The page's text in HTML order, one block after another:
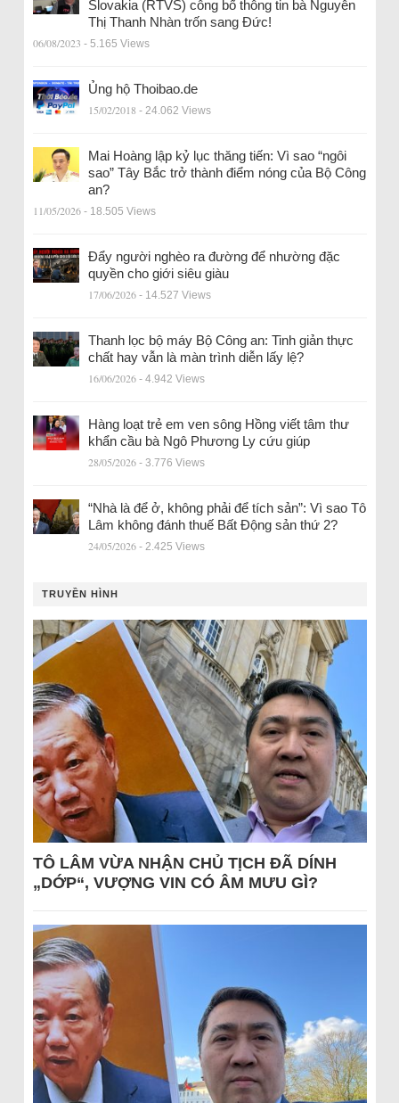
Slovakia (RTVS) công bố thông tin bà Nguyễn
Thị Thanh Nhàn trốn sang Đức!
06/08/2023 - 5.165 Views
Ủng hộ Thoibao.de
15/02/2018 - 24.062 Views
Mai Hoàng lập kỷ lục thăng tiến: Vì sao “ngôi
sao” Tây Bắc trở thành điểm nóng của Bộ Công
an?
11/05/2026 - 18.505 Views
Đẩy người nghèo ra đường để nhường đặc
quyền cho giới siêu giàu
17/06/2026 - 14.527 Views
Thanh lọc bộ máy Bộ Công an: Tinh giản thực
chất hay vẫn là màn trình diễn lấy lệ?
16/06/2026 - 4.942 Views
Hàng loạt trẻ em ven sông Hồng viết tâm thư
khẩn cầu bà Ngô Phương Ly cứu giúp
28/05/2026 - 3.776 Views
“Nhà là để ở, không phải để tích sản”: Vì sao Tô
Lâm không đánh thuế Bất Động sản thứ 2?
24/05/2026 - 2.425 Views
TRUYỀN HÌNH
TÔ LÂM VỪA NHẬN CHỦ TỊCH ĐÃ DÍNH
„DỚP“, VƯỢNG VIN CÓ ÂM MƯU GÌ?